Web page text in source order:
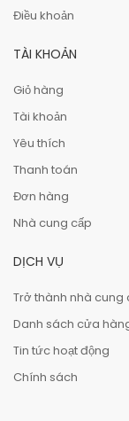
Điều khoản
TÀI KHOẢN
Giỏ hàng
Tài khoản
Yêu thích
Thanh toán
Đơn hàng
Nhà cung cấp
DỊCH VỤ
Trở thành nhà cung
Danh sách cửa
Tin tức hoạt động
Chính sách